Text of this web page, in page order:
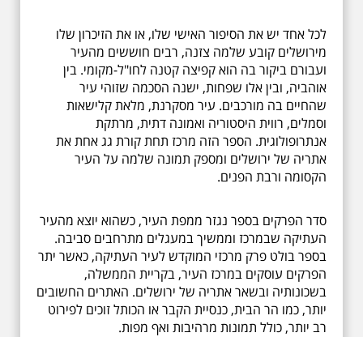
לכל אחד יש את הסיפור האישי שלו, או את הזיכרון שלו
מירושלים קובע שלמה צזנה, רבים חוששים מהעיר
ועבורם ביקור בה הוא קפיצה קטנה לחו"ל-מקומי. בין
אוהביה, ובין אלו שפחות, ישנה הסכמה שזוהי עיר
שהחיים בה מורכבים. עיר מסקרנת, מלאת קלישאות
וסמלים, רווית היסטוריה ואמונה דתית, מרתקת
אנתרופולוגית. הספר הזה מרכז תחת קורת גג אחת את
אתריה של ירושלים ומספק תמונה שלמה על העיר
הקסומה ורבת הפנים.
סדר הפרקים בספר נגזר ממפת העיר, כשהוא יוצא מהעיר
העתיקה שבמרכז וממשיך במעגלים מתרחבים סביבה.
בספר בולט פרק מרכזי המוקדש לעיר העתיקה, כאשר יתר
הפרקים עוסקים במרכז העיר, בקריית הממשלה,
בשכונותיה ובשאר אתריה של ירושלים. האתרים החשובים
יותר, כמו הר הבית, כנסיית הקבר או הכותל זוכים לפירוט
רב יותר, כולל תמונות מרהיבות ואף מפות.